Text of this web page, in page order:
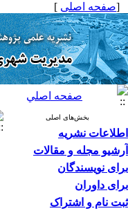
[صفحه اصلی ]
صفحه اصلي
بخش‌های اصلی
اطلاعات نشریه
آرشیو مجله و مقالات
برای نویسندگان
برای داوران
ثبت نام و اشتراک